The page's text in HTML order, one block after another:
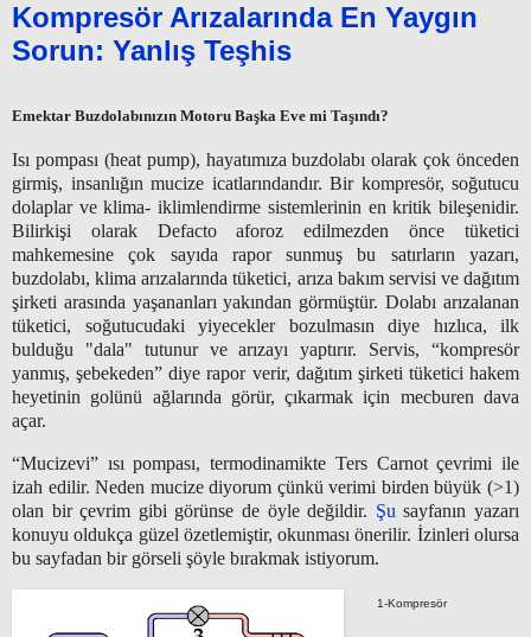
Kompresör Arızalarında En Yaygın
Sorun: Yanlış Teşhis
Emektar Buzdolabınızın Motoru Başka Eve mi Taşındı?
Isı pompası (heat pump), hayatımıza buzdolabı olarak çok önceden
girmiş, insanlığın mucize icatlarındandır. Bir kompresör, soğutucu
dolaplar ve klima- iklimlendirme sistemlerinin en kritik bileşenidir.
Bilirkişi olarak Defacto aforoz edilmezden önce tüketici
mahkemesine çok sayıda rapor sunmuş bu satırların yazarı,
buzdolabı, klima arızalarında tüketici, arıza bakım servisi ve dağıtım
şirketi arasında yaşananları yakından görmüştür. Dolabı arızalanan
tüketici, soğutucudaki yiyecekler bozulmasın diye hızlıca, ilk
bulduğu "dala" tutunur ve arızayı yaptırır. Servis, “kompresör
yanmış, şebekeden” diye rapor verir, dağıtım şirketi tüketici hakem
heyetinin golünü ağlarında görür, çıkarmak için mecburen dava
açar.
“Mucizevi” ısı pompası, termodinamikte Ters Carnot çevrimi ile
izah edilir. Neden mucize diyorum çünkü verimi birden büyük (>1)
olan bir çevrim gibi görünse de öyle değildir. Şu sayfanın yazarı
konuyu oldukça güzel özetlemiştir, okunması önerilir. İzinleri olursa
bu sayfadan bir görseli şöyle bırakmak istiyorum.
1-Kompresör